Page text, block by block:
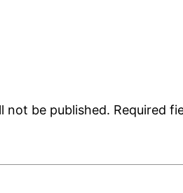
not be published. Required